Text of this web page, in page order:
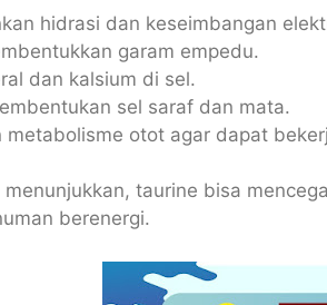
hidrasi dan keseimbangan
garam empedu.
dan kalsium di sel.
sel saraf dan mata.
metabolisme otot agar dapat
taurine bisa
berenergi.